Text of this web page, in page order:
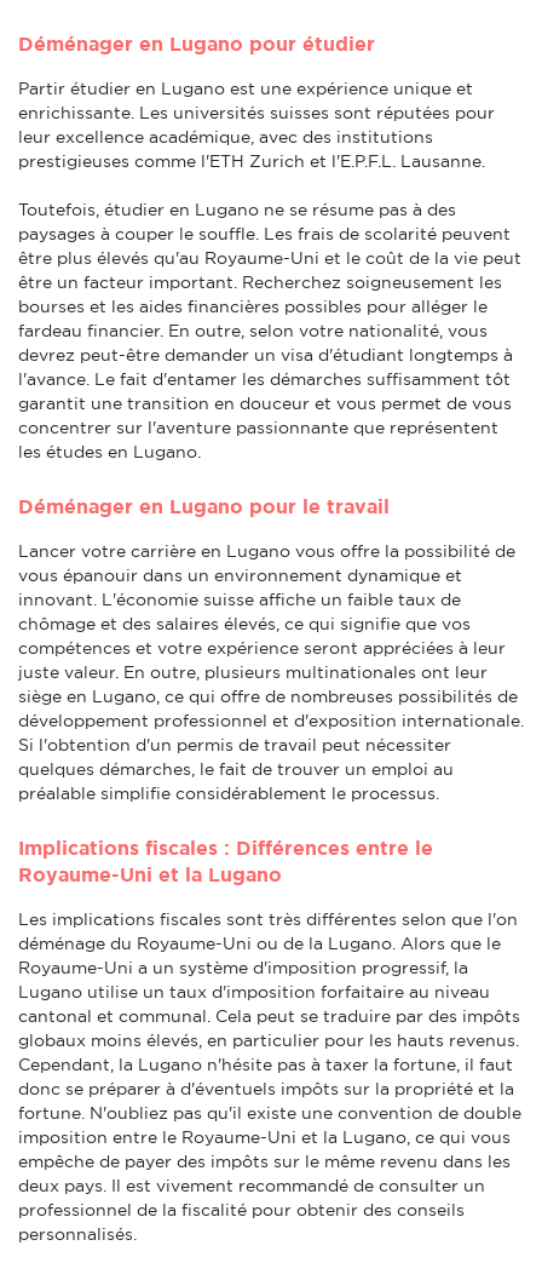
Déménager en Lugano pour étudier
Partir étudier en Lugano est une expérience unique et
enrichissante. Les universités suisses sont réputées pour
leur excellence académique, avec des institutions
prestigieuses comme l'ETH Zurich et l'E.P.F.L. Lausanne.
Toutefois, étudier en Lugano ne se résume pas à des
paysages à couper le souffle. Les frais de scolarité peuvent
être plus élevés qu'au Royaume-Uni et le coût de la vie peut
être un facteur important. Recherchez soigneusement les
bourses et les aides financières possibles pour alléger le
fardeau financier. En outre, selon votre nationalité, vous
devrez peut-être demander un visa d'étudiant longtemps à
l'avance. Le fait d'entamer les démarches suffisamment tôt
garantit une transition en douceur et vous permet de vous
concentrer sur l'aventure passionnante que représentent
les études en Lugano.
Déménager en Lugano pour le travail
Lancer votre carrière en Lugano vous offre la possibilité de
vous épanouir dans un environnement dynamique et
innovant. L'économie suisse affiche un faible taux de
chômage et des salaires élevés, ce qui signifie que vos
compétences et votre expérience seront appréciées à leur
juste valeur. En outre, plusieurs multinationales ont leur
siège en Lugano, ce qui offre de nombreuses possibilités de
développement professionnel et d'exposition internationale.
Si l'obtention d'un permis de travail peut nécessiter
quelques démarches, le fait de trouver un emploi au
préalable simplifie considérablement le processus.
Implications fiscales : Différences entre le
Royaume-Uni et la Lugano
Les implications fiscales sont très différentes selon que l'on
déménage du Royaume-Uni ou de la Lugano. Alors que le
Royaume-Uni a un système d'imposition progressif, la
Lugano utilise un taux d'imposition forfaitaire au niveau
cantonal et communal. Cela peut se traduire par des impôts
globaux moins élevés, en particulier pour les hauts revenus.
Cependant, la Lugano n'hésite pas à taxer la fortune, il faut
donc se préparer à d'éventuels impôts sur la propriété et la
fortune. N'oubliez pas qu'il existe une convention de double
imposition entre le Royaume-Uni et la Lugano, ce qui vous
empêche de payer des impôts sur le même revenu dans les
deux pays. Il est vivement recommandé de consulter un
professionnel de la fiscalité pour obtenir des conseils
personnalisés.